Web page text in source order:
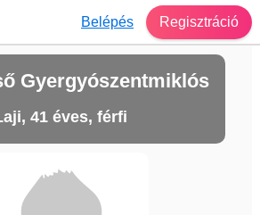
Belépés Regisztráció
Gyergyószentmiklós
41 éves, férfi